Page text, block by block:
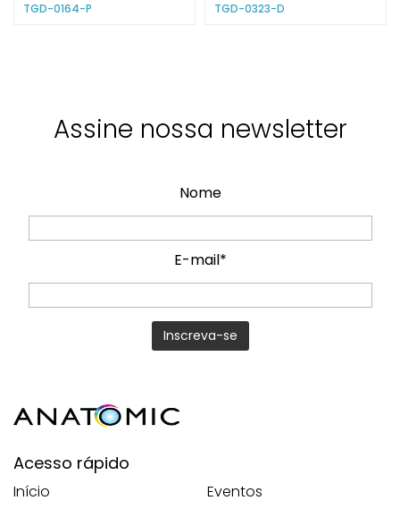
TGD-0164-P TGD-0323-D
Assine nossa newsletter
Nome
E-mail*
Acesso rápido
Início
Eventos